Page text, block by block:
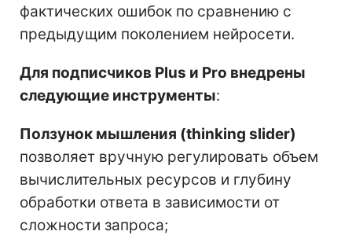
фактических ошибок по сравнению с
предыдущим поколением нейросети.
Для подписчиков Plus и Pro внедрены
следующие инструменты:
Ползунок мышления (thinking slider)
позволяет вручную регулировать объем
вычислительных ресурсов и глубину
обработки ответа в зависимости от
сложности запроса;